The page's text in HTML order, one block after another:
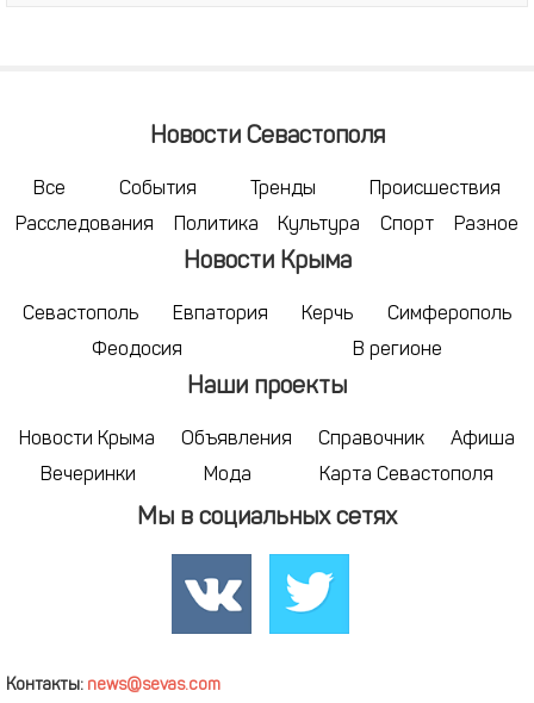
Новости Севастополя
Все События Тренды
Происшествия
Расследования
Политика Культура Спорт Разное
Новости Крыма
Севастополь Евпатория Керчь
Симферополь
Феодосия
В регионе
Наши проекты
Новости Крыма Объявления Справочник
Афиша
Вечеринки
Мода Карта Севастополя
Мы в социальных сетях
Контакты: news@sevas.com